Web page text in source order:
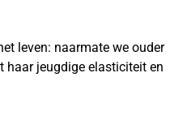
leven: naarmate we ouder
haar jeugdige elasticiteit en